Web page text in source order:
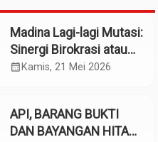
Madina Lagi-lagi Mutasi:
Sinergi Birokrasi atau
Kolaborasi Kekuasaan?
calendar_month Kamis, 21 Mei 2026
API, BARANG BUKTI
DAN BAYANGAN HITAM